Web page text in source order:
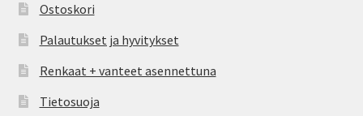
Ostoskori
Palautukset ja hyvitykset
Renkaat + vanteet asennettuna
Tietosuoja